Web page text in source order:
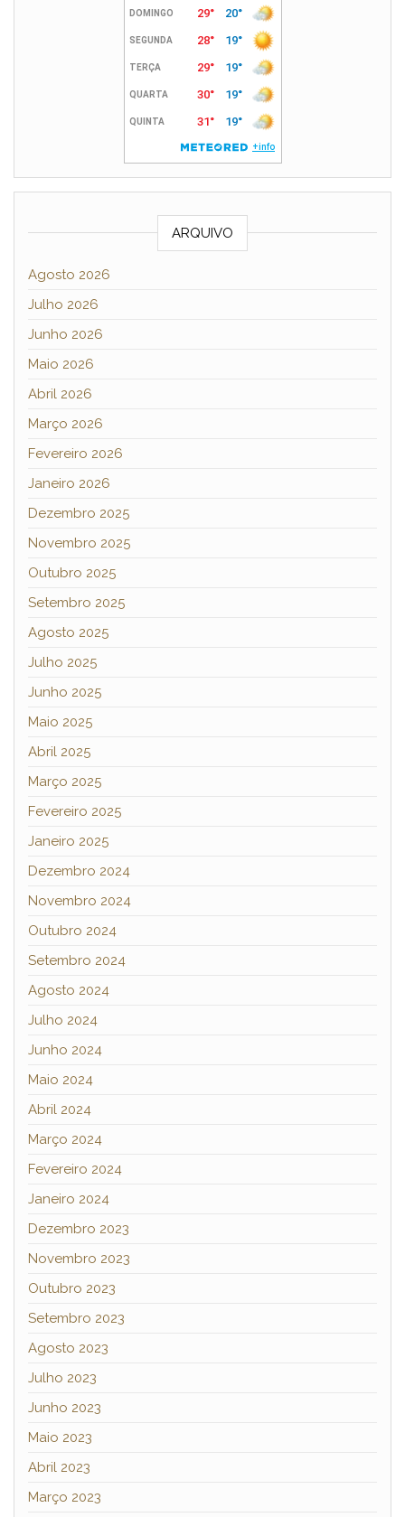
ARQUIVO
Agosto 2026
Julho 2026
Junho 2026
Maio 2026
Abril 2026
Março 2026
Fevereiro 2026
Janeiro 2026
Dezembro 2025
Novembro 2025
Outubro 2025
Setembro 2025
Agosto 2025
Julho 2025
Junho 2025
Maio 2025
Abril 2025
Março 2025
Fevereiro 2025
Janeiro 2025
Dezembro 2024
Novembro 2024
Outubro 2024
Setembro 2024
Agosto 2024
Julho 2024
Junho 2024
Maio 2024
Abril 2024
Março 2024
Fevereiro 2024
Janeiro 2024
Dezembro 2023
Novembro 2023
Outubro 2023
Setembro 2023
Agosto 2023
Julho 2023
Junho 2023
Maio 2023
Abril 2023
Março 2023